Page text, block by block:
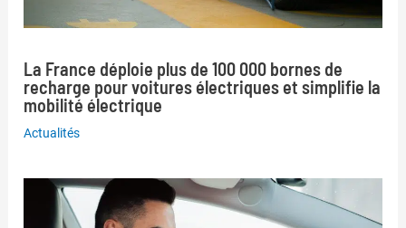
La France déploie plus de 100 000 bornes de
recharge pour voitures électriques et simplifie la
mobilité électrique
Actualités